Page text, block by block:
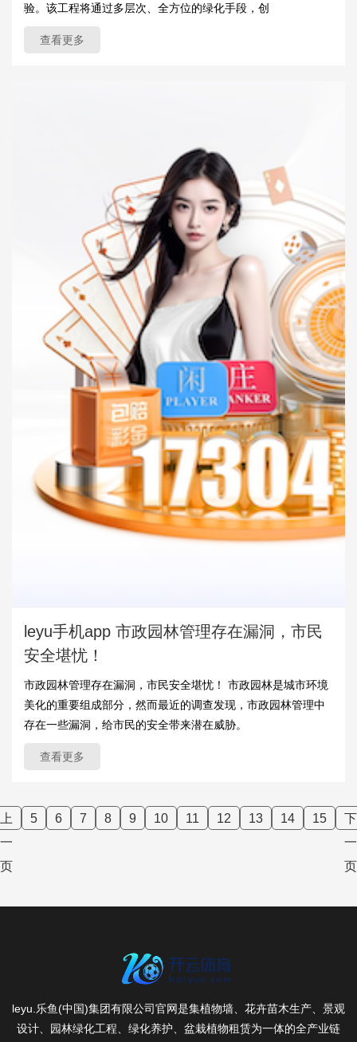
验。该工程将通过多层次、全方位的绿化手段，创
查看更多
leyu手机app 市政园林管理存在漏洞，市民
安全堪忧！
市政园林管理存在漏洞，市民安全堪忧！ 市政园林是城市环境
美化的重要组成部分，然而最近的调查发现，市政园林管理中
存在一些漏洞，给市民的安全带来潜在威胁。
查看更多
上
一
页
5 6 7 8 9 10 11 12 13 14 15
下
一
页
leyu.乐鱼(中国)集团有限公司官网是集植物墙、花卉苗木生产、景观
设计、园林绿化工程、绿化养护、盆栽植物租赁为一体的全产业链